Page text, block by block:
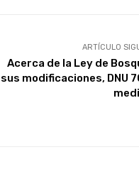
ARTÍCULO
Acerca de la Ley de
sus modificaciones, DNU